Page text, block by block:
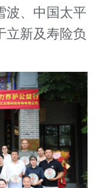
波、中国太平
立新及寿险负